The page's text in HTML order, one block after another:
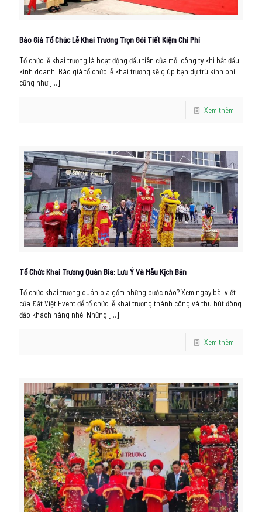
Báo Giá Tổ Chức Lễ Khai Trương Trọn Gói Tiết Kiệm Chi Phí
Tổ chức lễ khai trương là hoạt động đầu tiên của mỗi công ty khi bắt đầu
kinh doanh. Báo giá tổ chức lễ khai trương sẽ giúp bạn dự trù kinh phí
cũng như[…]
Xem thêm
Tổ Chức Khai Trương Quán Bia: Lưu Ý Và Mẫu Kịch Bản
Tổ chức khai trương quán bia gồm những bước nào? Xem ngay bài viết
của Đất Việt Event để tổ chức lễ khai trương thành công và thu hút đông
đảo khách hàng nhé. Những […]
Xem thêm